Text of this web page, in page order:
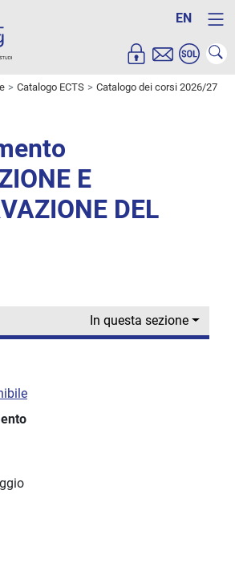
EN
Catalogo ECTS Catalogo dei corsi 2026/27
E
DEL
In questa sezione